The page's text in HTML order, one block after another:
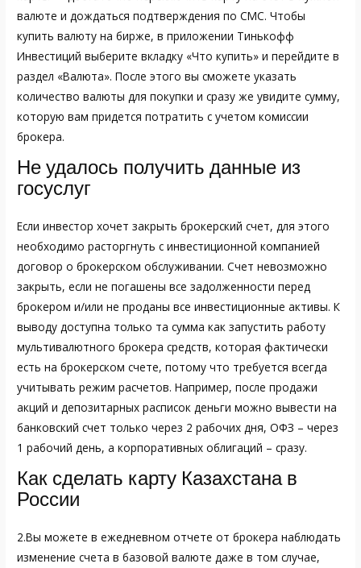
валюте и дождаться подтверждения по СМС. Чтобы
купить валюту на бирже, в приложении Тинькофф
Инвестиций выберите вкладку «Что купить» и перейдите в
раздел «Валюта». После этого вы сможете указать
количество валюты для покупки и сразу же увидите сумму,
которую вам придется потратить с учетом комиссии
брокера.
Не удалось получить данные из
госуслуг
Если инвестор хочет закрыть брокерский счет, для этого
необходимо расторгнуть с инвестиционной компанией
договор о брокерском обслуживании. Счет невозможно
закрыть, если не погашены все задолженности перед
брокером и/или не проданы все инвестиционные активы. К
выводу доступна только та суммакак запустить работу
мультивалютного брокера средств, которая фактически
есть на брокерском счете, потому что требуется всегда
учитывать режим расчетов. Например, после продажи
акций и депозитарных расписок деньги можно вывести на
банковский счет только через 2 рабочих дня, ОФЗ – через
1 рабочий день, а корпоративных облигаций – сразу.
Как сделать карту Казахстана в
России
2.Вы можете в ежедневном отчете от брокера наблюдать
изменение счета в базовой валюте даже в том случае,